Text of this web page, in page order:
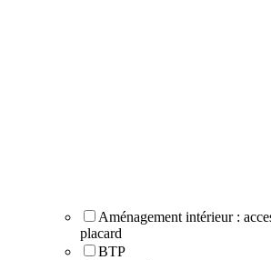
Aménagement intérieur :
placard
BTP